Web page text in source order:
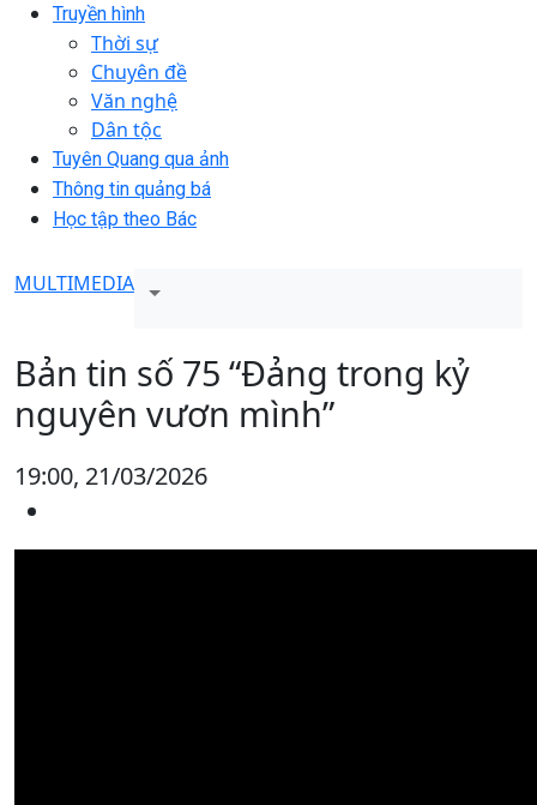
Truyền hình
Thời sự
Chuyên đề
Văn nghệ
Dân tộc
Tuyên Quang qua ảnh
Thông tin quảng bá
Học tập theo Bác
MULTIMEDIA
Bản tin số 75 “Đảng trong kỷ
nguyên vươn mình”
19:00, 21/03/2026